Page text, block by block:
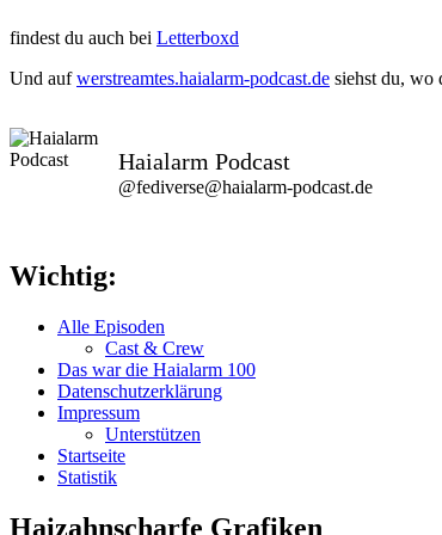
findest du auch bei Letterboxd
Und aufwerstreamtes.haialarm-podcast.de siehst du, wo
Haialarm Podcast
@fediverse@haialarm-podcast.de
Wichtig:
Alle Episoden
Cast & Crew
Das war die Haialarm 100
Datenschutzerklärung
Impressum
Unterstützen
Startseite
Statistik
Haizahnscharfe Grafiken